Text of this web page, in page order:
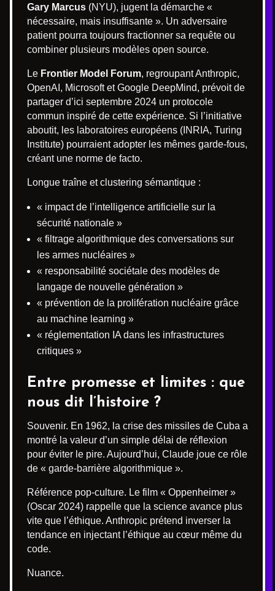
Gary Marcus (NYU), jugent la démarche «
nécessaire, mais insuffisante ». Un adversaire
patient pourra toujours fractionner sa requête ou
combiner plusieurs modèles open source.
Le Frontier Model Forum, regroupant Anthropic,
OpenAI, Microsoft et Google DeepMind, prévoit de
partager d’ici septembre 2024 un protocole
commun inspiré de cette expérience. Si l’initiative
aboutit, les laboratoires européens (INRIA, Turing
Institute) pourraient adopter les mêmes garde-fous,
créant une norme de facto.
Longue traîne et clustering sémantique :
« impact de l’intelligence artificielle sur la
sécurité nationale »
« filtrage algorithmique des conversations sur
les armes nucléaires »
« responsabilité sociétale des modèles de
langage de nouvelle génération »
« prévention de la prolifération nucléaire grâce
au machine learning »
« réglementation IA dans les infrastructures
critiques »
Entre promesse et limites : que
nous dit l’histoire ?
Souvenir. En 1962, la crise des missiles de Cuba a
montré la valeur d’un simple délai de réflexion
pour éviter le pire. Aujourd’hui, Claude joue ce rôle
de « garde-barrière algorithmique ».
Référence pop-culture. Le film « Oppenheimer »
(Oscar 2024) rappelle que la science avance plus
vite que l’éthique. Anthropic prétend inverser la
tendance en injectant l’éthique au cœur même du
code.
Nuance.